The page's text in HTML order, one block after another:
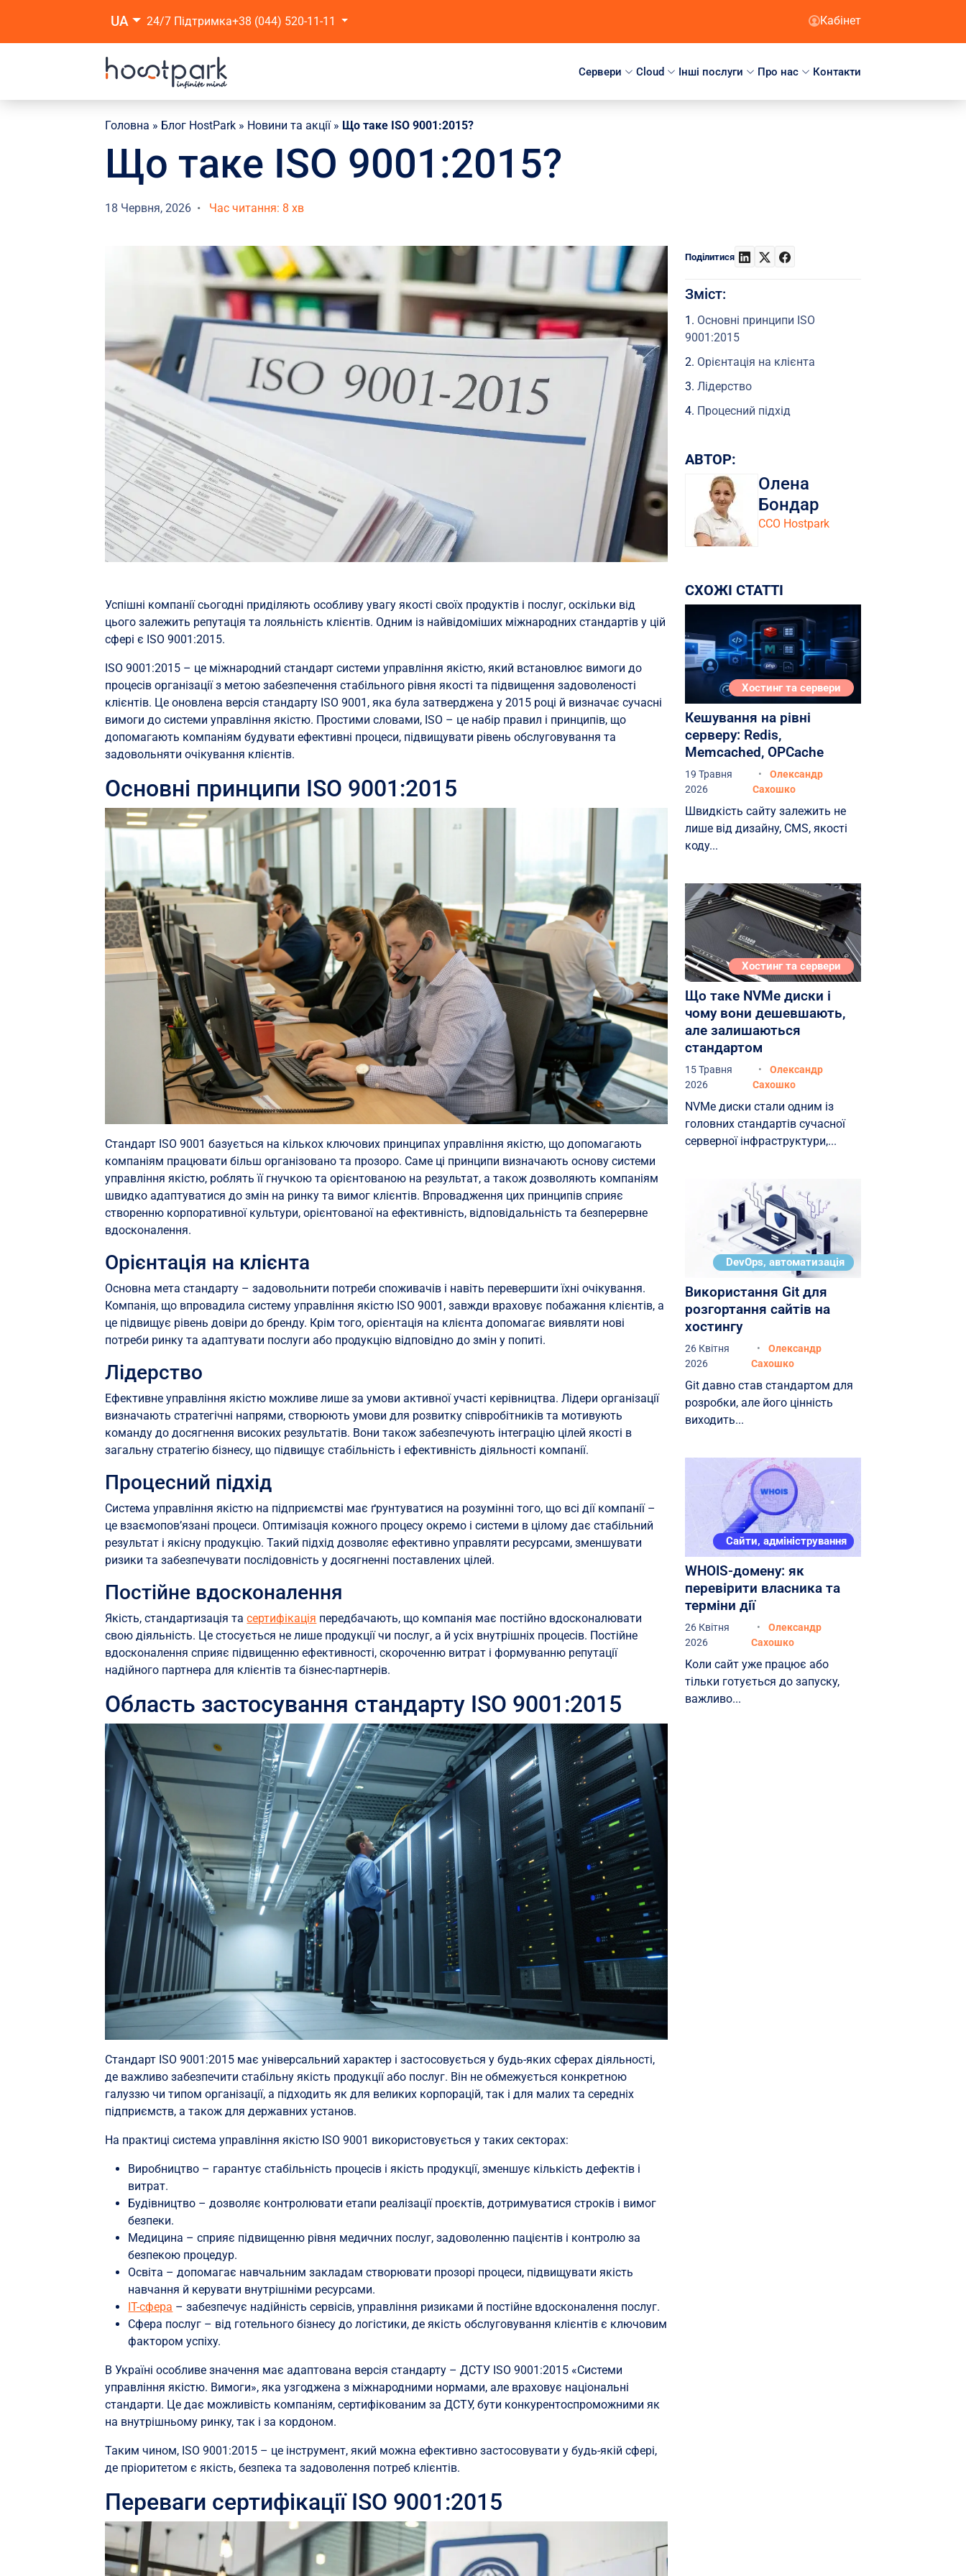
UA 24/7 Підтримка+38 (044) 520-11-11 Кабінет
Сервери Cloud Інші послуги Про нас Контакти
Головна » Блог HostPark » Новини та акції» Що таке ISO 9001:2015?
Що таке ISO 9001:2015?
18 Червня, 2026 Час читання: 8 хв
Успішні компанії сьогодні приділяють особливу увагу якості своїх продуктів і послуг, оскільки від
цього залежить репутація та лояльність клієнтів. Одним із найвідоміших міжнародних стандартів у цій
сфері є ISO 9001:2015.
ISO 9001:2015 – це міжнародний стандарт системи управління якістю, який встановлює вимоги до
процесів організації з метою забезпечення стабільного рівня якості та підвищення задоволеності
клієнтів. Це оновлена версія стандарту ISO 9001, яка була затверджена у 2015 році й визначає сучасні
вимоги до системи управління якістю. Простими словами, ISO – це набір правил і принципів, що
допомагають компаніям будувати ефективні процеси, підвищувати рівень обслуговування та
задовольняти очікування клієнтів.
Основні принципи ISO 9001:2015
Стандарт ISO 9001 базується на кількох ключових принципах управління якістю, що допомагають
компаніям працювати більш організовано та прозоро. Саме ці принципи визначають основу системи
управління якістю, роблять її гнучкою та орієнтованою на результат, а також дозволяють компаніям
швидко адаптуватися до змін на ринку та вимог клієнтів. Впровадження цих принципів сприяє
створенню корпоративної культури, орієнтованої на ефективність, відповідальність та безперервне
вдосконалення.
Орієнтація на клієнта
Основна мета стандарту – задовольнити потреби споживачів і навіть перевершити їхні очікування.
Компанія, що впровадила систему управління якістю ISO 9001, завжди враховує побажання клієнтів, а
це підвищує рівень довіри до бренду. Крім того, орієнтація на клієнта допомагає виявляти нові
потреби ринку та адаптувати послуги або продукцію відповідно до змін у попиті.
Лідерство
Ефективне управління якістю можливе лише за умови активної участі керівництва. Лідери організації
визначають стратегічні напрями, створюють умови для розвитку співробітників та мотивують
команду до досягнення високих результатів. Вони також забезпечують інтеграцію цілей якості в
загальну стратегію бізнесу, що підвищує стабільність і ефективність діяльності компанії.
Процесний підхід
Система управління якістю на підприємстві має ґрунтуватися на розумінні того, що всі дії компанії –
це взаємопов’язані процеси. Оптимізація кожного процесу окремо і системи в цілому дає стабільний
результат і якісну продукцію. Такий підхід дозволяє ефективно управляти ресурсами, зменшувати
ризики та забезпечувати послідовність у досягненні поставлених цілей.
Постійне вдосконалення
Якість, стандартизація тасертифікація передбачають, що компанія має постійно вдосконалювати
свою діяльність. Це стосується не лише продукції чи послуг, а й усіх внутрішніх процесів. Постійне
вдосконалення сприяє підвищенню ефективності, скороченню витрат і формуванню репутації
надійного партнера для клієнтів та бізнес-партнерів.
Область застосування стандарту ISO 9001:2015
Стандарт ISO 9001:2015 має універсальний характер і застосовується у будь-яких сферах діяльності,
де важливо забезпечити стабільну якість продукції або послуг. Він не обмежується конкретною
галуззю чи типом організації, а підходить як для великих корпорацій, так і для малих та середніх
підприємств, а також для державних установ.
На практиці система управління якістю ISO 9001 використовується у таких секторах:
Виробництво – гарантує стабільність процесів і якість продукції, зменшує кількість дефектів і
витрат.
Будівництво – дозволяє контролювати етапи реалізації проєктів, дотримуватися строків і вимог
безпеки.
Медицина – сприяє підвищенню рівня медичних послуг, задоволенню пацієнтів і контролю за
безпекою процедур.
Освіта – допомагає навчальним закладам створювати прозорі процеси, підвищувати якість
навчання й керувати внутрішніми ресурсами.
ІТ-сфера – забезпечує надійність сервісів, управління ризиками й постійне вдосконалення послуг.
Сфера послуг – від готельного бізнесу до логістики, де якість обслуговування клієнтів є ключовим
фактором успіху.
В Україні особливе значення має адаптована версія стандарту – ДСТУ ISO 9001:2015 «Системи
управління якістю. Вимоги», яка узгоджена з міжнародними нормами, але враховує національні
стандарти. Це дає можливість компаніям, сертифікованим за ДСТУ, бути конкурентоспроможними як
на внутрішньому ринку, так і за кордоном.
Таким чином, ISO 9001:2015 – це інструмент, який можна ефективно застосовувати у будь-якій сфері,
де пріоритетом є якість, безпека та задоволення потреб клієнтів.
Переваги сертифікації ISO 9001:2015
Поділитися
Зміст:
Основні принципи ISO
9001:2015
Орієнтація на клієнта
Лідерство
Процесний підхід
Область застосування
стандарту ISO 9001:2015
Переваги сертифікації ISO
9001:2015
Як відбувається
Підготовка організації
Внутрішній аудит
Сертифікаційний аудит
Перелік документів для
отримання сертифіката ISO
Термін дії сертифіката ISO
9001
Практичне застосування
ISO 9001:2015 на прикладі
датацентру Atman
Висновок
АВТОР:
Олена
Бондар
CCO Hostpark
СХОЖІ СТАТТІ
Хостинг та сервери
Кешування на рівні
серверу: Redis,
Memcached, OPCache
19 Травня
2026
Олександр
Сахошко
Швидкість сайту залежить не
лише від дизайну, CMS, якості
коду...
Хостинг та сервери
Що таке NVMe диски і
чому вони дешевшають,
але залишаються
стандартом
15 Травня
2026
Олександр
Сахошко
NVMe диски стали одним із
головних стандартів сучасної
серверної інфраструктури,...
DevOps, автоматизація
Використання Git для
розгортання сайтів на
хостингу
26 Квітня
2026
Олександр
Сахошко
Git давно став стандартом для
розробки, але його цінність
виходить...
Сайти, адміністрування
WHOIS-домену: як
перевірити власника та
терміни дії
26 Квітня
2026
Олександр
Сахошко
Коли сайт уже працює або
тільки готується до запуску,
важливо...